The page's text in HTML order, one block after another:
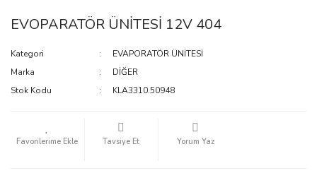
EVOPARATÖR ÜNİTESİ 12V 404
Kategori
EVAPORATÖR ÜNİTESİ
Marka
DİĞER
Stok Kodu
KLA3310.50948
Tavsiye Et Yorum Yaz